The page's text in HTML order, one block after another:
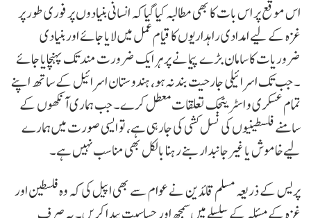
اس موقع پر اس بات کا بھی مطالبہ کیا گیا کہ انسانی بنیادوں پر فوری طور پر
غزہ کے لیے امدادی راہداریوں کا قیام عمل میں لایا جائے اور بنیادی
ضروریات کا سامان بڑے پیمانے پر ہر ایک ضرورت مند تک پہنچایا جائے
۔ جب تک اسرائیلی جارحیت بند نہ ہو، ہندوستان اسرائیل کے ساتھ اپنے
تمام عسکری و اسٹریٹجک تعلقات معطل کرے۔ جب ہماری آنکھوں کے
سامنے فلسطینیوں کی نسل کشی کی جارہی ہے، تو ایسی صورت میں ہمارے
لیےخاموش یا غیرجانبدار بنے رہنا بالکل بھی مناسب نہیں ہے۔
پریس کے ذریعہ مسلم قائدین نے عوام سے بھی اپیل کی کہ وہ فلسطین اور
غزہ کے مسئلہ کے سلسلے میں سمجھ اور حساسیت پیدا کریں۔ یہ صرف